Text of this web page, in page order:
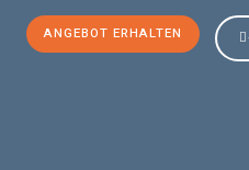
ANGEBOT ERHALTEN